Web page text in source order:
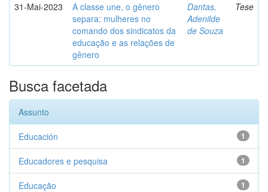
31-Mai-2023
A classe une, o gênero
separa: mulheres no
comando dos sindicatos da
educação e as relações de
gênero
Dantas,
Adenilde
de Souza
Tese
Busca facetada
Assunto
1
Educación
1
Educadores e pesquisa
1
Educação